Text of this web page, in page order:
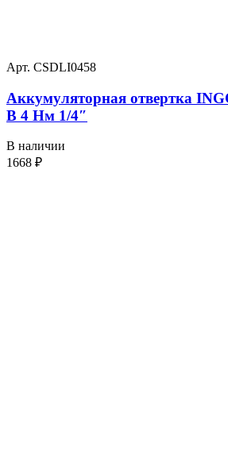
Арт. CSDLI0458
Аккумуляторная отвертка
В 4 Нм 1/4″
В наличии
1668 ₽